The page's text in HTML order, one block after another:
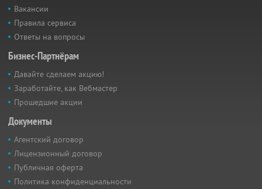
Вакансии
Правила сервиса
Ответы на вопросы
Бизнес-Партнёрам
Давайте сделаем акцию!
Заработайте, как Вебмастер
Прошедшие акции
Документы
Агентский договор
Лицензионный договор
Публичная оферта
Политика конфиденциальности